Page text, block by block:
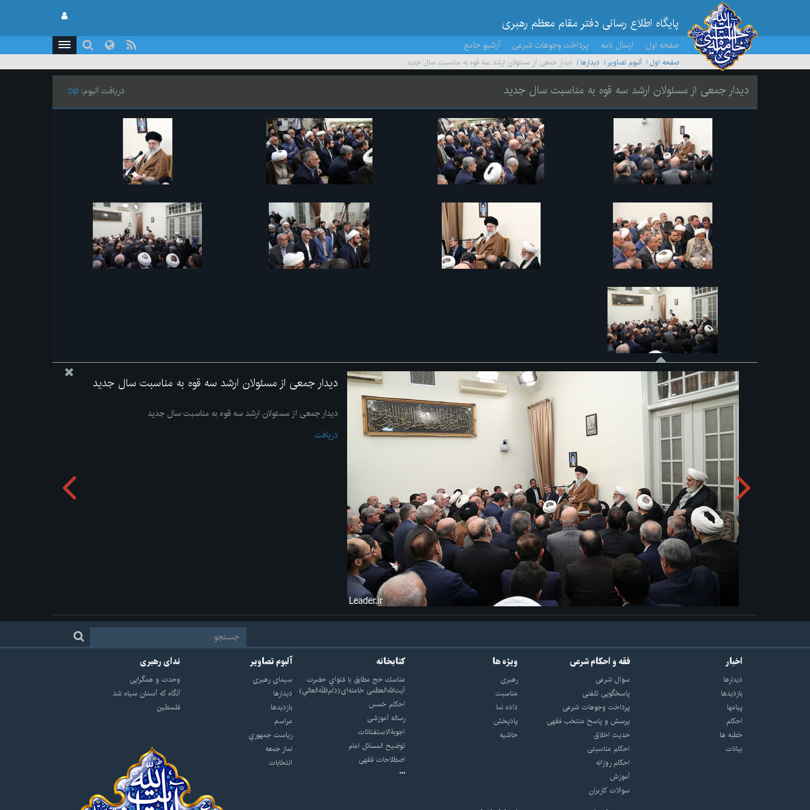
پایگاه اطلاع رسانی دفتر مقام معظم رهبری
صفحه اول ارسال نامه پرداخت وجوهات شرعی آرشیو جامع
صفحه اول آلبوم تصاویر ديدارها دیدار جمعی از مسئولان ارشد سه قوه به مناسبت سال جدید
دیدار جمعی از مسئولان ارشد سه قوه به مناسبت سال جدید دریافت آلبوم: zip
دیدار جمعی از مسئولان ارشد سه قوه به مناسبت سال جدید
دیدار جمعی از مسئولان ارشد سه قوه به مناسبت سال جدید
دریافت
اخبار
دیدارها
بازديدها
پيامها
احكام
خطبه ها
بیانات
فقه و احکام شرعی
سوال شرعی
پاسخگویی تلفنی
پرداخت وجوهات شرعی
پرسش و پاسخ منتخب فقهی
حدیث اخلاق
احکام مناسبتی
احکام روزانه
آموزش
سوالات کاربران
ویژه ها
رهبری
مناسبت
داده نما
پادپخش
حاشیه
کتابخانه
مناسك حج مطابق با فتواي حضرت
آيت‌الله‌العظمى خامنه‌اى(دام‌ظلّه‌العالي)
احکام خمس
رساله آموزشی
اجوبة‌الاستفتائات
توضيح المسائل امام
اصطلاحات فقهى
آلبوم تصاویر
سيماى رهبرى
ديدارها
بازديدها
مراسم
رياست جمهوري
نماز جمعه
انتخابات
ندای رهبری
وحدت و همگرایی
آنگاه که آسمان سیاه شد
فلسطین